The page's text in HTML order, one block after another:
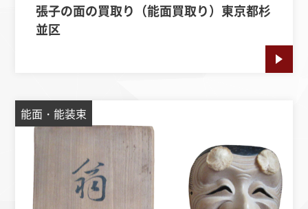
張子の面の買取り（能面買取り）東京都杉
並区
能面・能装束